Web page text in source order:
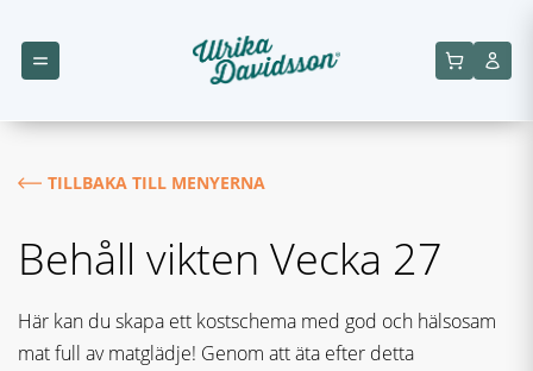
TILLBAKA TILL MENYERNA
Behåll vikten Vecka 27
Här kan du skapa ett kostschema med god och hälsosam
mat full av matglädje! Genom att äta efter detta